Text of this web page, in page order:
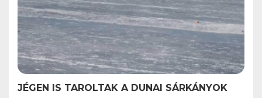
JÉGEN IS TAROLTAK A DUNAI SÁRKÁNYOK